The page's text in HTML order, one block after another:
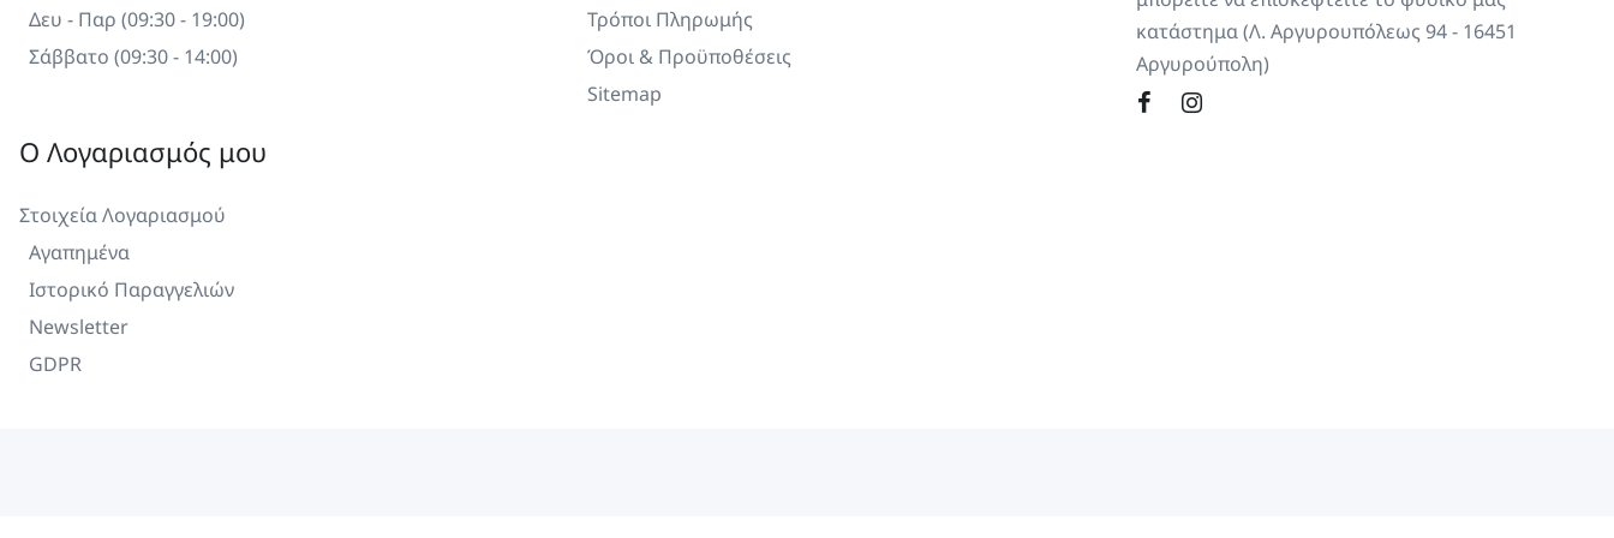
Δευ - Παρ (09:30 - 19:00)
Σάββατο (09:30 - 14:00)
Τρόποι Πληρωμής
Όροι & Προϋποθέσεις
Sitemap
Ο Λογαριασμός μου
Στοιχεία Λογαριασμού
Αγαπημένα
Ιστορικό Παραγγελιών
Newsletter
GDPR
κατάστημα (Λ. Αργυρουπόλεως 94 - 16451
Αργυρούπολη)